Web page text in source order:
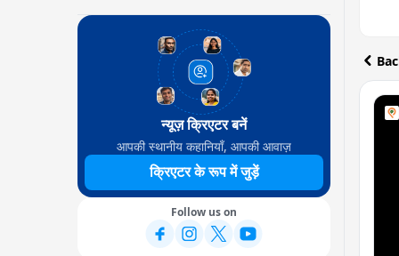
न्यूज़ क्रिएटर बनें
आपकी स्थानीय कहानियाँ, आपकी आवाज़
क्रिएटर के रूप में जुड़ें
Follow us on